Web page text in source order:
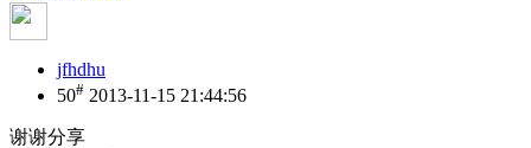
jfhdhu
50# 2013-11-15 21:44:56
谢谢分享